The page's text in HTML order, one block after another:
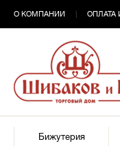
О КОМПАНИИ ОПЛАТА
Бижутерия